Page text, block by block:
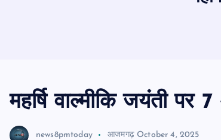
महर्षि वाल्मीकि जयंती पर
news8pmtoday आजमगढ़ October 4, 2025